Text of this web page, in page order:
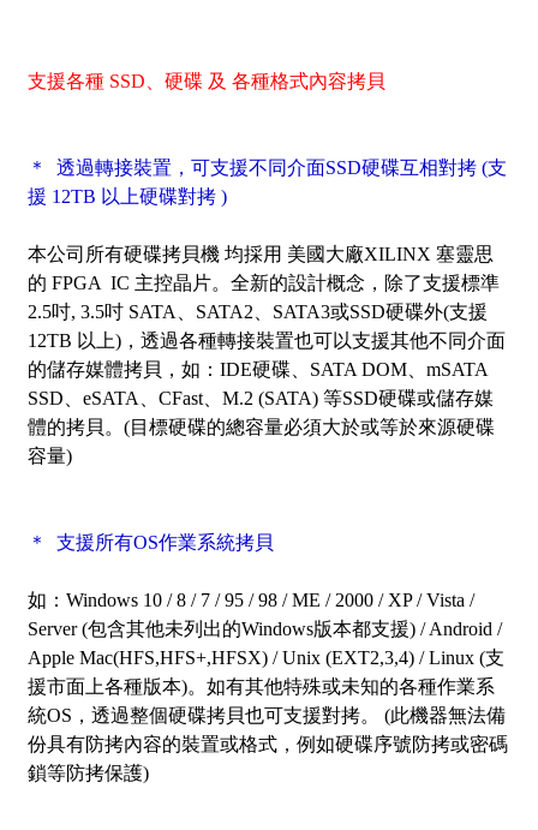
支援各種 SSD、硬碟 及 各種格式內容拷貝
＊ 透過轉接裝置，可支援不同介面SSD硬碟互相對拷 (支
援 12TB 以上硬碟對拷 )
本公司所有硬碟拷貝機 均採用 美國大廠XILINX 塞靈思
的 FPGA IC 主控晶片。全新的設計概念，除了支援標準
2.5吋, 3.5吋 SATA、SATA2、SATA3或SSD硬碟外(支援
12TB 以上)，透過各種轉接裝置也可以支援其他不同介面
的儲存媒體拷貝，如：IDE硬碟、SATA DOM、mSATA
SSD、eSATA、CFast、M.2 (SATA) 等SSD硬碟或儲存媒
體的拷貝。(目標硬碟的總容量必須大於或等於來源硬碟
容量)
＊ 支援所有OS作業系統拷貝
如：Windows 10 / 8 / 7 / 95 / 98 / ME / 2000 / XP / Vista /
Server (包含其他未列出的Windows版本都支援) / Android /
Apple Mac(HFS,HFS+,HFSX) / Unix (EXT2,3,4) / Linux (支
援市面上各種版本)。如有其他特殊或未知的各種作業系
統OS，透過整個硬碟拷貝也可支援對拷。 (此機器無法備
份具有防拷內容的裝置或格式，例如硬碟序號防拷或密碼
鎖等防拷保護)